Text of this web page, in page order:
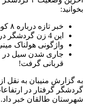
بخوانید:
خبر تازه درباره ۸ کوهنورد گمشده اصفهانی
این 4 زن گردشگر در دزفول مفقود شدند!
واژگونی هولناک
جاری شدن سیل در
قربانی گرفت!
به گزارش منیبان به نقل
گردشگر گرفتار در
شهرستان طالقان خبر داد.